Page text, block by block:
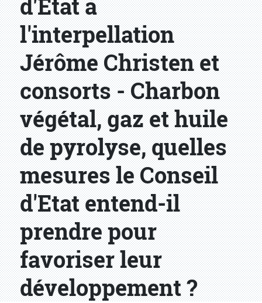
d'Etat à
l'interpellation
Jérôme Christen et
consorts - Charbon
végétal, gaz et huile
de pyrolyse, quelles
mesures le Conseil
d'Etat entend-il
prendre pour
favoriser leur
développement ?